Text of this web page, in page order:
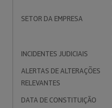
SETOR DA EMPRESA
INCIDENTES JUDICIAIS
ALERTAS DE ALTERAÇÕES
RELEVANTES
DATA DE CONSTITUIÇÃO